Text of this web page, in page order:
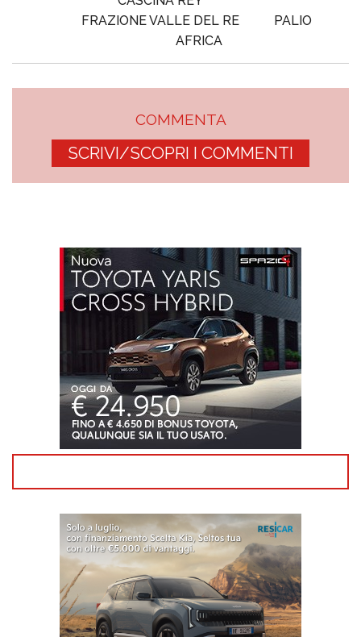
FRAZIONE VALLE DEL RE
PALIO
AFRICA
COMMENTA
SCRIVI/SCOPRI I COMMENTI